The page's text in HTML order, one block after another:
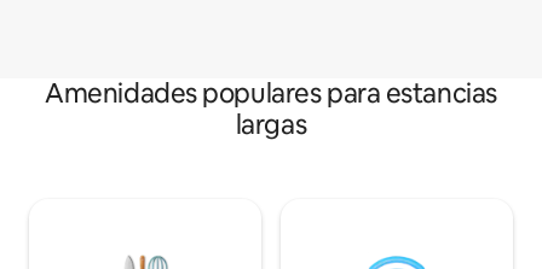
Amenidades populares para estancias
largas